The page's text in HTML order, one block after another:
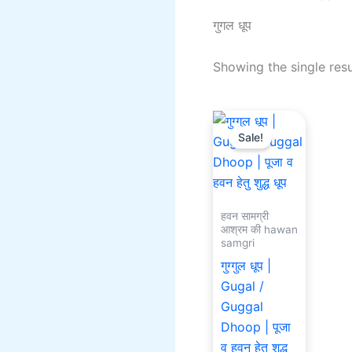
गुगल धूप
Showing the single
Sale!
हवन सामग्री
आश्रम की hawan
samgri
गुग्गुल धूप |
Gugal /
Guggal
Dhoop | पूजा
व हवन हेतु शुद्ध
Original
price
was:
₹501.00.
Current
price
is:
₹301.00.